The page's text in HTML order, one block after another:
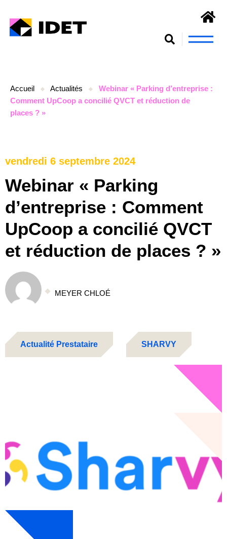
Accueil Actualités
Webinar « Parking d’entreprise :
Comment UpCoop a concilié QVCT et réduction de
places ? »
vendredi 6 septembre 2024
Webinar « Parking
d’entreprise : Comment
UpCoop a concilié QVCT
et réduction de places ? »
MEYER CHLOÉ